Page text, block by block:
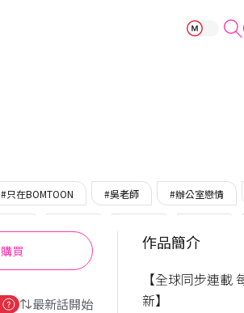
新進職員勇士
#只在BOMTOON #吳老師 #辦公室戀情
#WorldDrop #溫柔受
購買
最新話開始
作品簡介
【全球同步連載
新】